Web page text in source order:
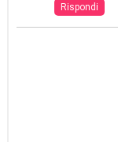
Rispondi